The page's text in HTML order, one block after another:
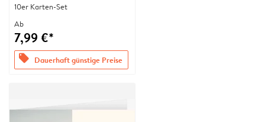
10er Karten-Set
Ab
7,99 €*
offers Dauerhaft günstige Preise